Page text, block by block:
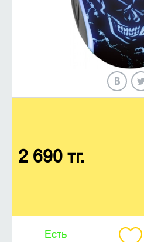
2 690 тг.
Есть